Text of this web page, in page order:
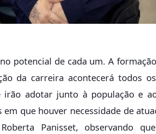
potencial de cada um. A
da carreira acontecerá todos
adotar junto à população e
em que houver necessidade de
Panisset, observando